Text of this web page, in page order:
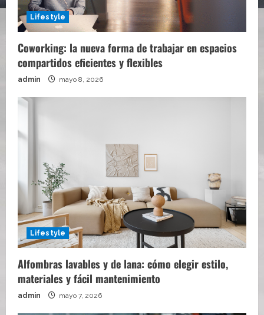
Lifestyle
Coworking: la nueva forma de trabajar en espacios
compartidos eficientes y flexibles
admin mayo 8, 2026
Lifestyle
Alfombras lavables y de lana: cómo elegir estilo,
materiales y fácil mantenimiento
admin mayo 7, 2026